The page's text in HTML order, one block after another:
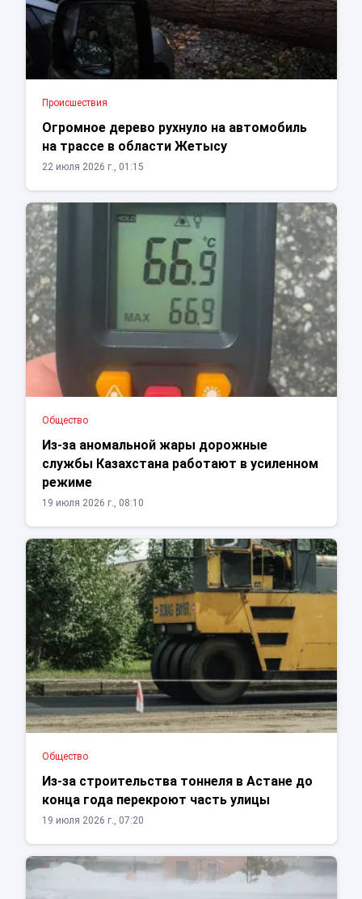
Проиcшествия
Огромное дерево рухнуло на автомобиль
на трассе в области Жетысу
22 июля 2026 г., 01:15
Общество
Из-за аномальной жары дорожные
службы Казахстана работают в усиленном
режиме
19 июля 2026 г., 08:10
Общество
Из-за строительства тоннеля в Астане до
конца года перекроют часть улицы
19 июля 2026 г., 07:20